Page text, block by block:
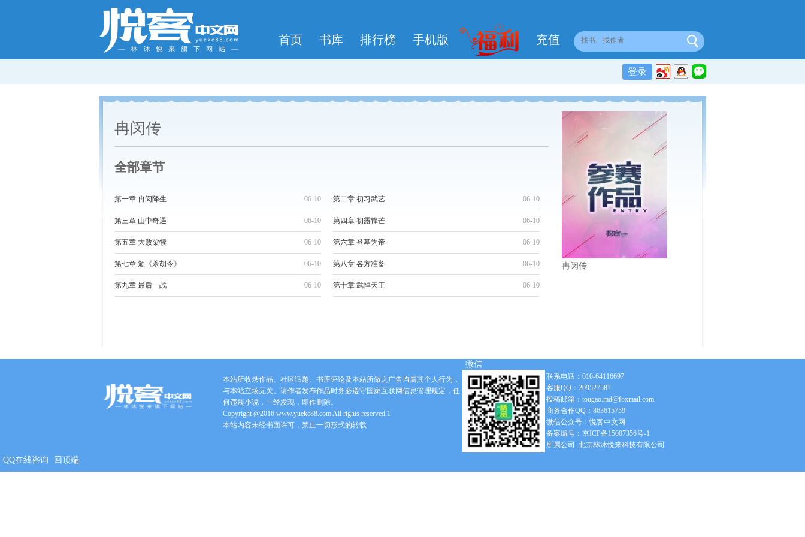
首页 书库 排行榜 手机版 充值
登录
冉闵传
全部章节
06-10
第一章 冉闵降生 06-10
第二章 初习武艺
06-10
第三章 山中奇遇 06-10
第四章 初露锋芒
06-10
第五章 大败梁犊 06-10
第六章 登基为帝
06-10
第七章 颁《杀胡令》 06-10
第八章 各方准备
06-10
第九章 最后一战 06-10
第十章 武悼天王
冉闵传
本站所收录作品、社区话题、书库评论及本站所做之广告均属其个人行为，
与本站立场无关。请作者发布作品时务必遵守国家互联网信息管理规定，任
何违规小说，一经发现，即作删除。
Copyright @2016 www.yueke88.com All rights reserved.1
本站内容未经书面许可，禁止一切形式的转载
联系电话：010-64116697
客服QQ：209527587
投稿邮箱：tougao.md@foxmail.com
商务合作QQ：863615759
微信公众号：悦客中文网
备案编号：京ICP备15007356号-1
所属公司: 北京林沐悦来科技有限公司
微信
QQ在线咨询 回顶端